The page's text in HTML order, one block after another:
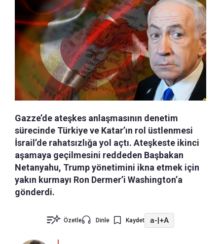
Gazze’de ateşkes anlaşmasının denetim
sürecinde Türkiye ve Katar’ın rol üstlenmesi
İsrail’de rahatsızlığa yol açtı. Ateşkeste ikinci
aşamaya geçilmesini reddeden Başbakan
Netanyahu, Trump yönetimini ikna etmek için
yakın kurmayı Ron Dermer’i Washington’a
gönderdi.
Özetle Dinle Kaydet a-|+A